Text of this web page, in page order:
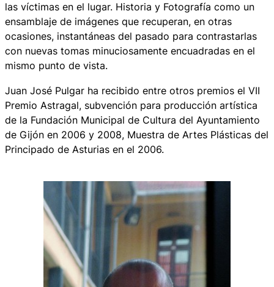
las víctimas en el lugar. Historia y Fotografía como un
ensamblaje de imágenes que recuperan, en otras
ocasiones, instantáneas del pasado para contrastarlas
con nuevas tomas minuciosamente encuadradas en el
mismo punto de vista.
Juan José Pulgar ha recibido entre otros premios el VII
Premio Astragal, subvención para producción artística
de la Fundación Municipal de Cultura del Ayuntamiento
de Gijón en 2006 y 2008, Muestra de Artes Plásticas del
Principado de Asturias en el 2006.